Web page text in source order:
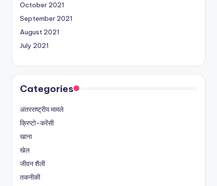
October 2021
September 2021
August 2021
July 2021
Categories
अंतरराष्ट्रीय मामले
क्रिप्टो-करेंसी
खाना
खेल
जीवन शैली
तकनीकी